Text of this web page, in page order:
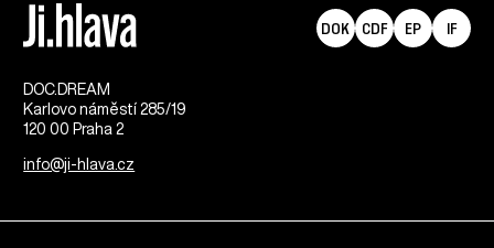
DOC.DREAM​
Karlovo náměstí 285/19
120 00 Praha 2
info@ji-hlava.cz
DOK CDF EP IF